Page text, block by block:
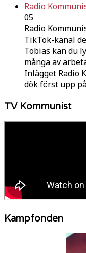
Radio
05
Radio
TikTok-kanal
Tobias kan du
många av
Inlägget Radio
dök först upp
TV Kommunist
Kampfonden